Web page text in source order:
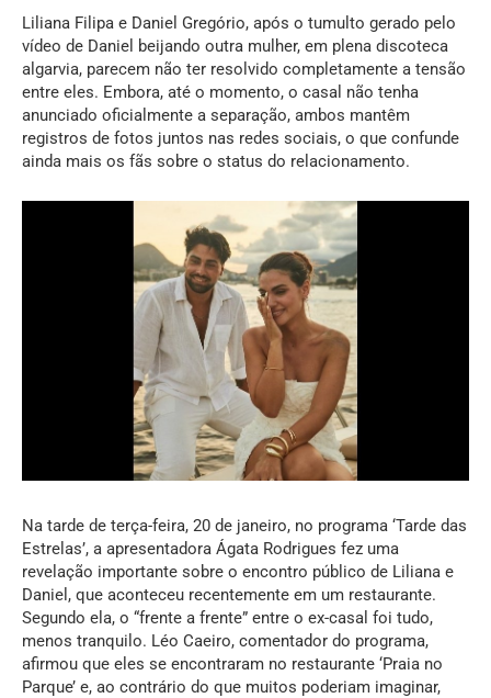
Liliana Filipa e Daniel Gregório, após o tumulto gerado pelo
vídeo de Daniel beijando outra mulher, em plena discoteca
algarvia, parecem não ter resolvido completamente a tensão
entre eles. Embora, até o momento, o casal não tenha
anunciado oficialmente a separação, ambos mantêm
registros de fotos juntos nas redes sociais, o que confunde
ainda mais os fãs sobre o status do relacionamento.
Na tarde de terça-feira, 20 de janeiro, no programa ‘Tarde das
Estrelas’, a apresentadora Ágata Rodrigues fez uma
revelação importante sobre o encontro público de Liliana e
Daniel, que aconteceu recentemente em um restaurante.
Segundo ela, o “frente a frente” entre o ex-casal foi tudo,
menos tranquilo. Léo Caeiro, comentador do programa,
afirmou que eles se encontraram no restaurante ‘Praia no
Parque’ e, ao contrário do que muitos poderiam imaginar,